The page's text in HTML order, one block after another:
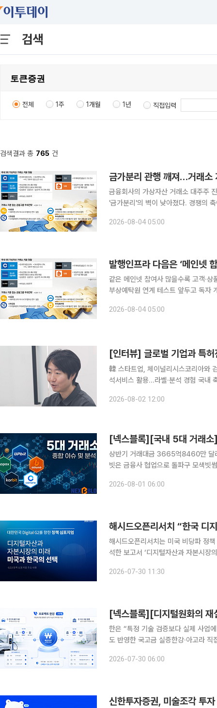
검색
전체 1주 1개월 1년 직접입력
검색결과 총 765 건
금융회사의 가상자산 거래소 대주주
'금가분리'의 벽이 낮아졌다. 경쟁의
못한 금융그룹들이 펀드와 블록체인
2026-08-04 05:00
같은 메인넷 참여사 많을수록 고객·상
부상예탁원 연계 테스트 앞두고 독자 개발서 합종연횡으로 토
를 안게 됐다. 동일한 원장에 참여하
2026-08-04 05:00
韓 스타트업, 체이널리시스코리아와
석서비스 활용…라벨·분석 경험 국내
로 이동했는지, 해당 거래가 얼마나
2026-08-02 12:00
상반기 거래대금 3665억8460만 달
빗은 금융사 협업으로 돌파구 모색빗
다. 거래가 줄어드는 국면에서는 유동
2026-08-01 06:00
해시드오픈리서치 “한국 디
해시드오픈리서치는 미국 비당파 정
석한 보고서 ‘디지털자산과 자본시장
이 제시한 논의를 바탕으로 작성됐다.
2026-07-30 11:30
한은 “특정 기술 검증보다 실제 사업
도 반영한 국고금 실증한강·아고라 직
이 실제 현장에서 집행될 수 있는가’
2026-07-30 06:00
신한투자증권, 미술조각 투